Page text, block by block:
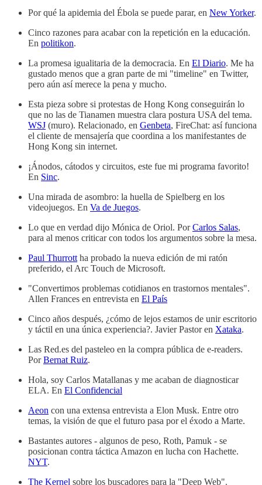
Por qué la apidemia del Ébola se puede parar, en New Yorker.
Cinco razones para acabar con la repetición en la educación.
En politikon.
La promesa igualitaria de la democracia. En El Diario. Me ha
gustado menos que a gran parte de mi "timeline" en Twitter,
pero aún así merece la pena y mucho.
Esta pieza sobre si protestas de Hong Kong conseguirán lo
que no las de Tianamen muestra clara postura USA del tema.
WSJ (muro). Relacionado, en Genbeta, FireChat: así funciona
el cliente de mensajería que coordina a los manifestantes de
Hong Kong sin internet.
¡Ánodos, cátodos y circuitos, este fue mi programa favorito!
En Sinc.
Una mirada de asombro: la huella de Spielberg en los
videojuegos. En Va de Juegos.
Lo que en verdad dijo Mónica de Oriol. PorCarlos Salas,
para al menos criticar con todos los argumentos sobre la mesa.
Paul Thurrott ha probado la nueva edición de mi ratón
preferido, el Arc Touch de Microsoft.
"Convertimos problemas cotidianos en trastornos mentales".
Allen Frances en entrevista en El País
Cinco años después, ¿cómo de lejos estamos de unir escritorio
y táctil en una única experiencia?. Javier Pastor en Xataka.
Las Red.es del pasteleo en la compra pública de e-readers.
PorBernat Ruiz.
Hola, soy Carlos Matallanas y me acaban de diagnosticar
ELA. En El Confidencial
Aeon con una extensa entrevista a Elon Musk. Entre otro
temas, la visión de que el futuro pasa por el éxodo a Marte.
Bastantes autores - algunos de peso, Roth, Pamuk - se
posicionan contra táctica Amazon en lucha con Hachette.
NYT.
The Kernel sobre los buscadores para la "Deep Web".